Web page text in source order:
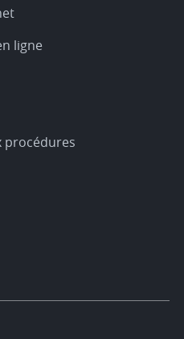
ligne
procédures